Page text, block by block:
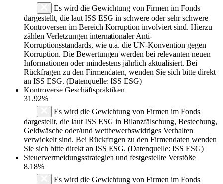
Es wird die Gewichtung von Firmen im Fonds
dargestellt, die laut ISS ESG in schwere oder sehr schwere
Kontroversen im Bereich Korruption involviert sind. Hierzu
zählen Verletzungen internationaler Anti-
Korruptionsstandards, wie u.a. die UN-Konvention gegen
Korruption. Die Bewertungen werden bei relevanten neuen
Informationen oder mindestens jährlich aktualisiert. Bei
Rückfragen zu den Firmendaten, wenden Sie sich bitte direkt
an ISS ESG. (Datenquelle: ISS ESG)
Kontroverse Geschäftspraktiken
31.92%
Es wird die Gewichtung von Firmen im Fonds
dargestellt, die laut ISS ESG in Bilanzfälschung, Bestechung,
Geldwäsche oder/und wettbewerbswidriges Verhalten
verwickelt sind. Bei Rückfragen zu den Firmendaten wenden
Sie sich bitte direkt an ISS ESG. (Datenquelle: ISS ESG)
Steuervermeidungsstrategien und festgestellte Verstöße
8.18%
Es wird die Gewichtung von Firmen im Fonds